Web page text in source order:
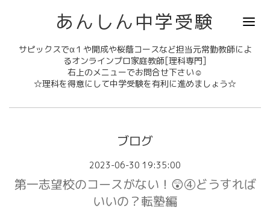
あんしん中学受験
サピックスでα１や開成や桜蔭コースなど担当元常勤教師によ
るオンラインプロ家庭教師[理科専門]
右上のメニューでお問合せ下さい☺
☆理科を得意にして中学受験を有利に進めましょう☆
ブログ
2023-06-30 19:35:00
第一志望校のコースがない！😲④どうすれば
いいの？転塾編